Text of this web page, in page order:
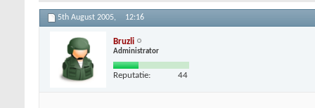
5th August 2005, 12:16
Bruzli
Administrator
Reputatie: 44